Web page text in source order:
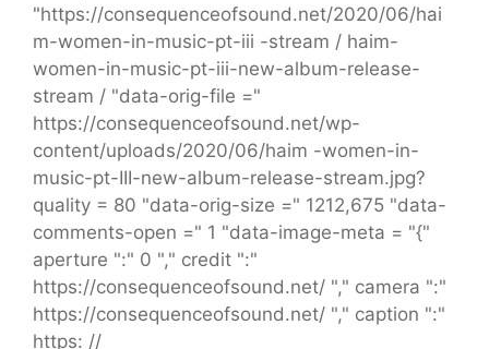
"https://consequenceofsound.net/2020/06/hai
m-women-in-music-pt-iii -stream / haim-
women-in-music-pt-iii-new-album-release-
stream / "data-orig-file ="
https://consequenceofsound.net/wp-
content/uploads/2020/06/haim -women-in-
music-pt-III-new-album-release-stream.jpg?
quality = 80 "data-orig-size =" 1212,675 "data-
comments-open =" 1 "data-image-meta = "{"
aperture ":" 0 "," credit ":"
https://consequenceofsound.net/ "," camera ":"
https://consequenceofsound.net/ "," caption ":"
https: //